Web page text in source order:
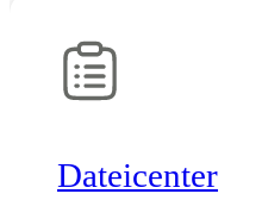
Datei­center